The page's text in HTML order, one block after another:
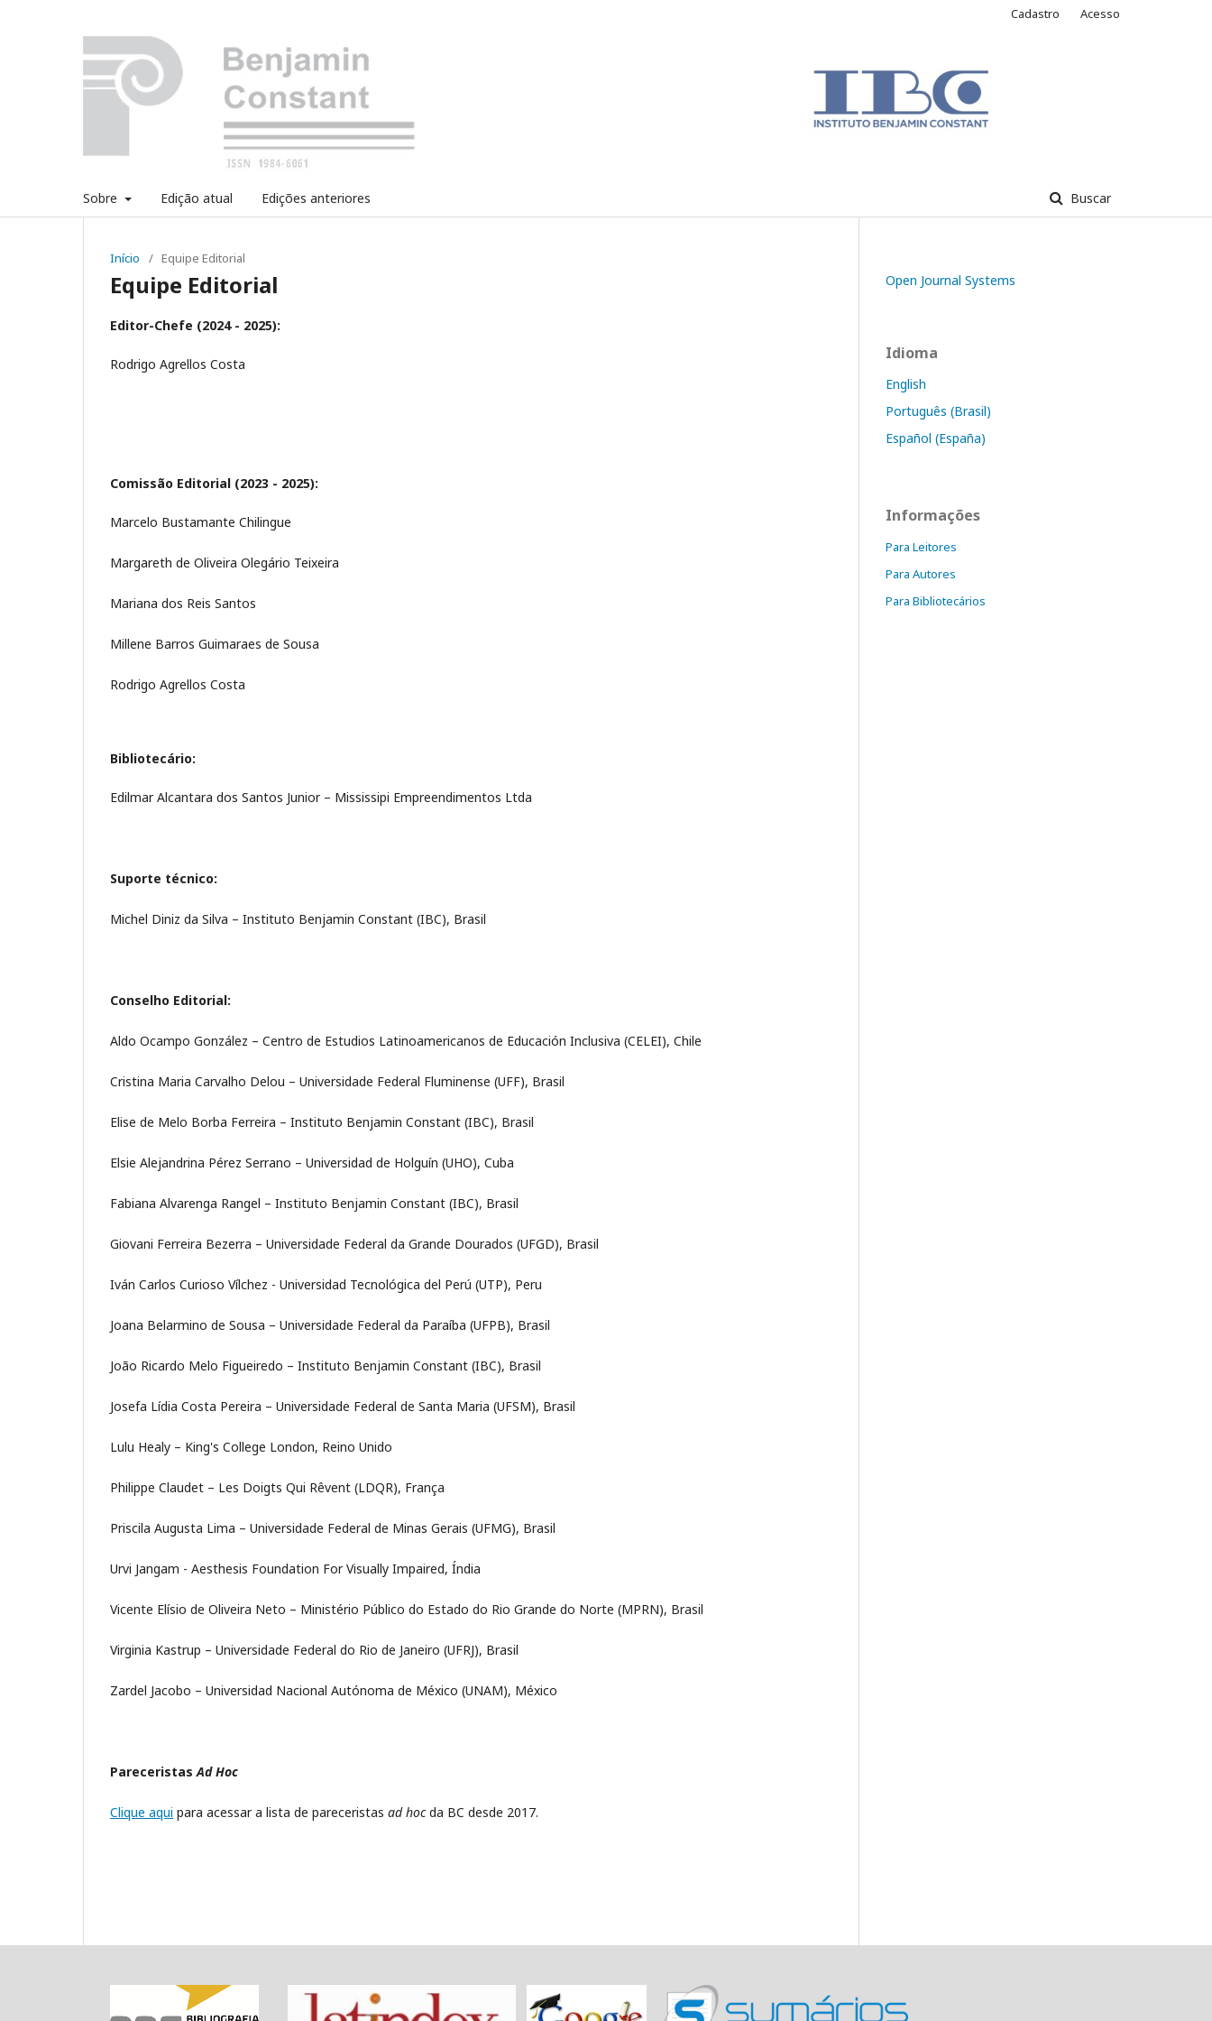
Sobre Edição atual Edições anteriores Buscar
Cadastro Acesso
Início / Equipe Editorial
Equipe Editorial
Editor-Chefe (2024 - 2025):
Rodrigo Agrellos Costa
Comissão Editorial (2023 - 2025):
Marcelo Bustamante Chilingue
Margareth de Oliveira Olegário Teixeira
Mariana dos Reis Santos
Millene Barros Guimaraes de Sousa
Rodrigo Agrellos Costa
Bibliotecário:
Edilmar Alcantara dos Santos Junior – Mississipi Empreendimentos Ltda
Suporte técnico:
Michel Diniz da Silva – Instituto Benjamin Constant (IBC), Brasil
Conselho Editorial:
Aldo Ocampo González – Centro de Estudios Latinoamericanos de Educación Inclusiva (CELEI), Chile
Cristina Maria Carvalho Delou – Universidade Federal Fluminense (UFF), Brasil
Elise de Melo Borba Ferreira – Instituto Benjamin Constant (IBC), Brasil
Elsie Alejandrina Pérez Serrano – Universidad de Holguín (UHO), Cuba
Fabiana Alvarenga Rangel – Instituto Benjamin Constant (IBC), Brasil
Giovani Ferreira Bezerra – Universidade Federal da Grande Dourados (UFGD), Brasil
Iván Carlos Curioso Vílchez - Universidad Tecnológica del Perú (UTP), Peru
Joana Belarmino de Sousa – Universidade Federal da Paraíba (UFPB), Brasil
João Ricardo Melo Figueiredo – Instituto Benjamin Constant (IBC), Brasil
Josefa Lídia Costa Pereira – Universidade Federal de Santa Maria (UFSM), Brasil
Lulu Healy – King's College London, Reino Unido
Philippe Claudet – Les Doigts Qui Rêvent (LDQR), França
Priscila Augusta Lima – Universidade Federal de Minas Gerais (UFMG), Brasil
Urvi Jangam - Aesthesis Foundation For Visually Impaired, Índia
Vicente Elísio de Oliveira Neto – Ministério Público do Estado do Rio Grande do Norte (MPRN), Brasil
Virginia Kastrup – Universidade Federal do Rio de Janeiro (UFRJ), Brasil
Zardel Jacobo – Universidad Nacional Autónoma de México (UNAM), México
PareceristasAd Hoc
Clique aqui para acessar a lista de pareceristas ad hocda BC desde 2017.
Open Journal Systems
Idioma
English
Português (Brasil)
Español (España)
Informações
Para Leitores
Para Autores
Para Bibliotecários